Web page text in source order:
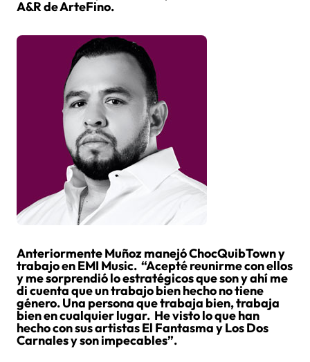
A&R de ArteFino.
Anteriormente Muñoz manejó ChocQuibTown y
trabajo en EMI Music. “Acepté reunirme con ellos
y me sorprendió lo estratégicos que son y ahí me
di cuenta que un trabajo bien hecho no tiene
género. Una persona que trabaja bien, trabaja
bien en cualquier lugar. He visto lo que han
hecho con sus artistas El Fantasma y Los Dos
Carnales y son impecables”.